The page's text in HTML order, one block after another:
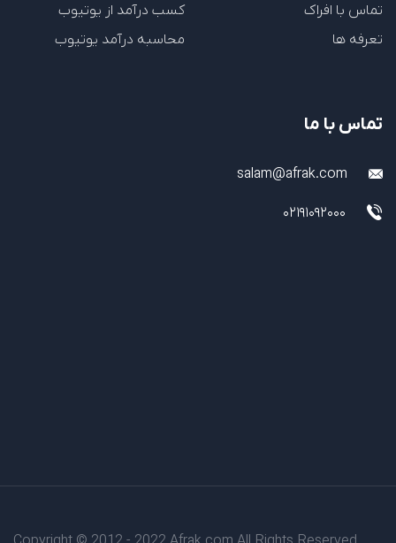
تماس با افراک
تعرفه ها
کسب درآمد از یوتیوب
محاسبه درآمد یوتیوب
تماس با ما
salam@afrak.com
02191092000